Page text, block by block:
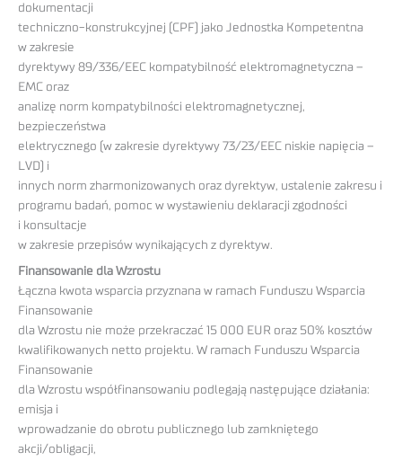
dokumentacji
techniczno-konstrukcyjnej (CPF) jako Jednostka Kompetentna
w zakresie
dyrektywy 89/336/EEC kompatybilność elektromagnetyczna –
EMC oraz
analizę norm kompatybilności elektromagnetycznej,
bezpieczeństwa
elektrycznego (w zakresie dyrektywy 73/23/EEC niskie napięcia –
LVD) i
innych norm zharmonizowanych oraz dyrektyw, ustalenie zakresu i
programu badań, pomoc w wystawieniu deklaracji zgodności
i konsultacje
w zakresie przepisów wynikających z dyrektyw.
Finansowanie dla Wzrostu
Łączna kwota wsparcia przyznana w ramach Funduszu Wsparcia
Finansowanie
dla Wzrostu nie może przekraczać 15 000 EUR oraz 50% kosztów
kwalifikowanych netto projektu. W ramach Funduszu Wsparcia
Finansowanie
dla Wzrostu współfinansowaniu podlegają następujące działania:
emisja i
wprowadzanie do obrotu publicznego lub zamkniętego
akcji/obligacji,